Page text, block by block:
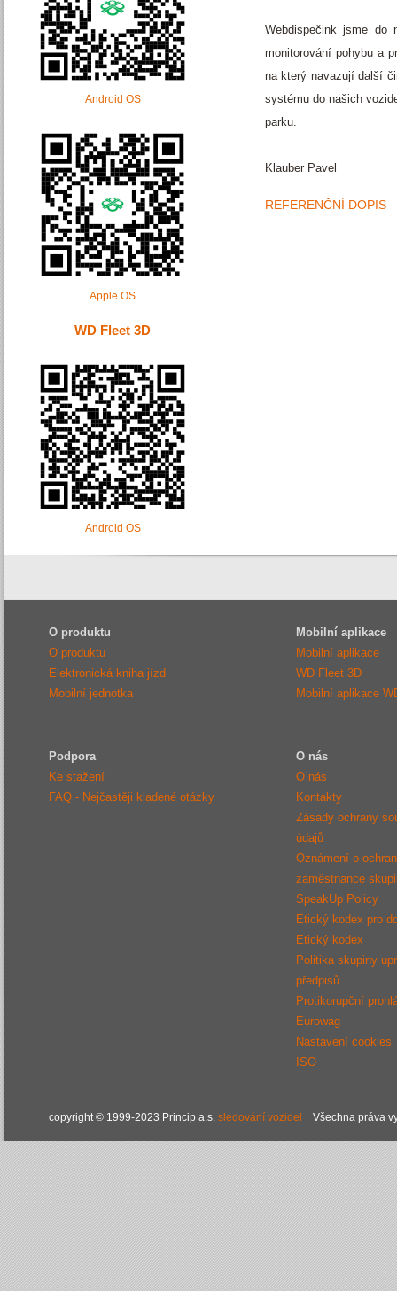
Android OS
Apple OS
WD Fleet 3D
Android OS
Webdispečink jsme
monitorování pohybu a
na který navazují další
systému do našich
parku.
Klauber Pavel
REFERENČNÍ DOPIS
O produktu
O produktu
Elektronická kniha jízd
Mobilní jednotka
Mobilní aplikace
Mobilní aplikace
WD Fleet 3D
Mobilní aplikace
Podpora
Ke stažení
FAQ - Nejčastěji kladené otázky
O nás
O nás
Kontakty
Zásady ochrany
údajů
Oznámení o
zaměstnance
SpeakUp Policy
Etický kodex pro
Etický kodex
Politika skupiny
předpisů
Protikorupční
Eurowag
Nastavení cookies
ISO
copyright © 1999-2023 Princip a.s. sledování vozidel Všechna práva